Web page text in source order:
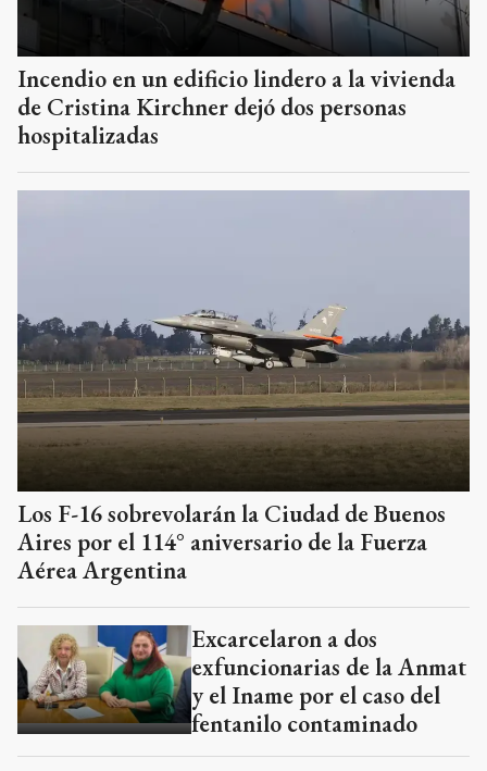
Incendio en un edificio lindero a la vivienda
de Cristina Kirchner dejó dos personas
hospitalizadas
Los F-16 sobrevolarán la Ciudad de Buenos
Aires por el 114° aniversario de la Fuerza
Aérea Argentina
Excarcelaron a dos
exfuncionarias de la Anmat
y el Iname por el caso del
fentanilo contaminado